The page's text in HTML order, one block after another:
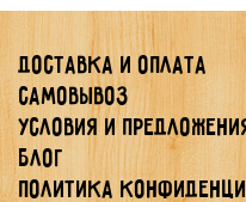
Доставка и оплата
Самовывоз
Условия и
Блог
Политика